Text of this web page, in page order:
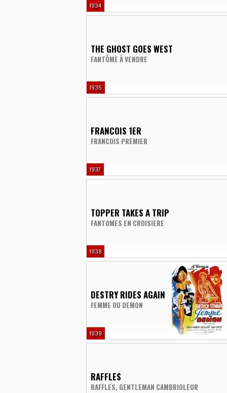
1934
THE GHOST GOES WEST
FANTÔME À VENDRE
1935
FRANCOIS 1ER
FRANCOIS PREMIER
1937
TOPPER TAKES A TRIP
FANTOMES EN CROISIERE
1938
DESTRY RIDES AGAIN
FEMME OU DEMON
1939
RAFFLES
RAFFLES, GENTLEMAN CAMBRIOLEUR